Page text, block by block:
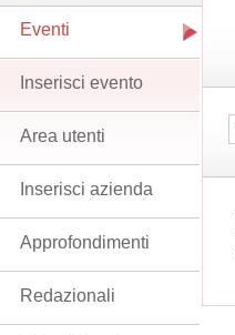
Eventi
Inserisci evento
Area utenti
Inserisci azienda
Approfondimenti
Redazionali